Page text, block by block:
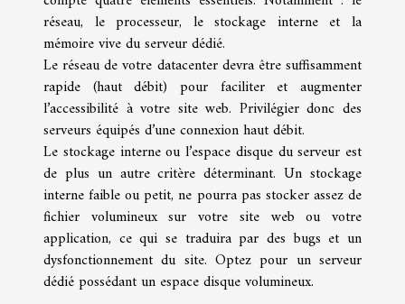
réseau, le processeur, le stockage interne et la
mémoire vive du serveur dédié.
Le réseau de votre datacenter devra être suffisamment
rapide (haut débit) pour faciliter et augmenter
l’accessibilité à votre site web. Privilégier donc des
serveurs équipés d’une connexion haut débit.
Le stockage interne ou l’espace disque du serveur est
de plus un autre critère déterminant. Un stockage
interne faible ou petit, ne pourra pas stocker assez de
fichier volumineux sur votre site web ou votre
application, ce qui se traduira par des bugs et un
dysfonctionnement du site. Optez pour un serveur
dédié possédant un espace disque volumineux.